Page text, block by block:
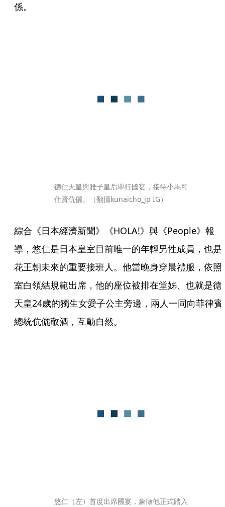
係。
德仁天皇與雅子皇后舉行國宴，接待小馬可
仕賢伉儷。（翻攝kunaicho_jp IG）
綜合《日本經濟新聞》《HOLA!》與《People》報
導，悠仁是日本皇室目前唯一的年輕男性成員，也是
花王朝未來的重要接班人。他當晚身穿晨禮服，依照
室白領結規範出席，他的座位被排在堂姊、也就是德
天皇24歲的獨生女愛子公主旁邊，兩人一同向菲律賓
總統伉儷敬酒，互動自然。
悠仁（左）首度出席國宴，象徵他正式踏入